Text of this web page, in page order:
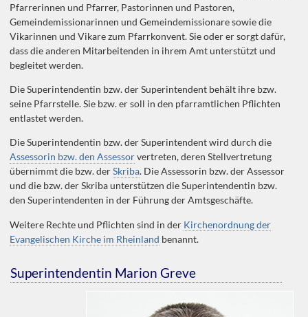
Pfarrerinnen und Pfarrer, Pastorinnen und Pastoren,
Gemeindemissionarinnen und Gemeindemissionare sowie die
Vikarinnen und Vikare zum Pfarrkonvent. Sie oder er sorgt dafür,
dass die anderen Mitarbeitenden in ihrem Amt unterstützt und
begleitet werden.
Die Superintendentin bzw. der Superintendent behält ihre bzw.
seine Pfarrstelle. Sie bzw. er soll in den pfarramtlichen Pflichten
entlastet werden.
Die Superintendentin bzw. der Superintendent wird durch die
Assessorin bzw. den Assessorvertreten, deren Stellvertretung
übernimmt die bzw. derSkriba. Die Assessorin bzw. der Assessor
und die bzw. der Skriba unterstützen die Superintendentin bzw.
den Superintendenten in der Führung der Amtsgeschäfte.
Weitere Rechte und Pflichten sind in der Kirchenordnung der
Evangelischen Kirche im Rheinland benannt.
Superintendentin Marion Greve